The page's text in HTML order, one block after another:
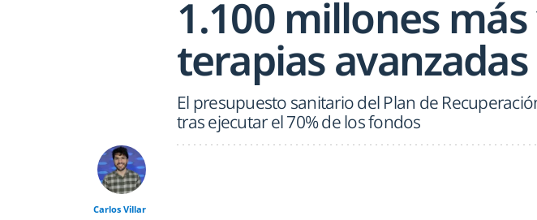
1.100 millones
terapias avanzadas
El presupuesto sanitario del Plan de
tras ejecutar el 70% de los fondos
Carlos Villar